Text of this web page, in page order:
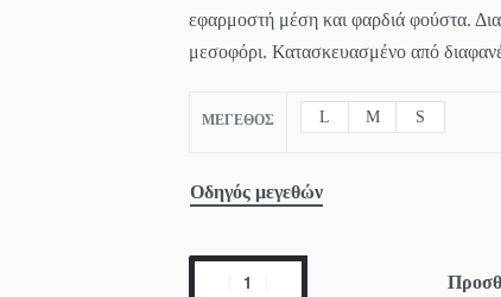
εφαρμοστή μέση και φαρδιά φούστα.
μεσοφόρι. Κατασκευασμένο από
ΜΈΓΕΘΟΣ L M S
Οδηγός μεγεθών